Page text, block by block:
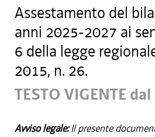
Assestamento del
anni 2025-2027 ai
6 della legge
2015, n. 26.
TESTO VIGENTE
Avviso legale:Il presente